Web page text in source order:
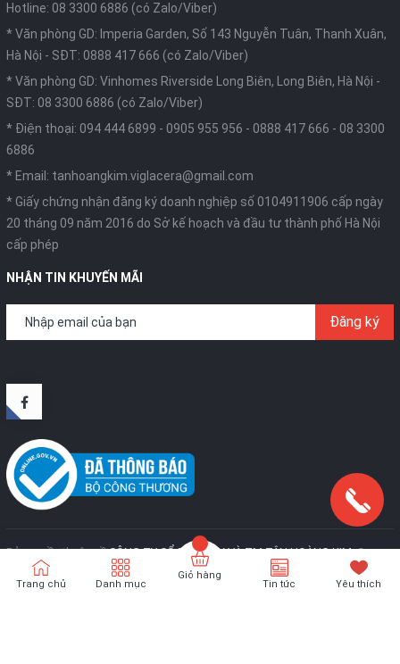
Hotline: 08 3300 6886 (có Zalo/Viber)
* Văn phòng GD: Imperia Garden, Số 143 Nguyễn Tuân, Thanh Xuân,
Hà Nội - SĐT: 0888 417 666 (có Zalo/Viber)
* Văn phòng GD: Vinhomes Riverside Long Biên, Long Biên, Hà Nội -
SĐT: 08 3300 6886 (có Zalo/Viber)
* Điện thoại: 094 444 6899 - 0905 955 956 - 0888 417 666 - 08 3300
6886
* Email: tanhoangkim.viglacera@gmail.com
* Giấy chứng nhận đăng ký doanh nghiệp số 0104911906 cấp ngày
20 tháng 09 năm 2016 do Sở kế hoạch và đầu tư thành phố Hà Nội
cấp phép
NHẬN TIN KHUYẾN MÃI
Đăng ký
Bản quyền thuộc vềCÔNG TY CỔ PHẦN SX VÀ TM TÂN HOÀNG KIM.Cung
cấp bởi
Trang chủ Danh mục
Giỏ hàng
Tin tức Yêu thích